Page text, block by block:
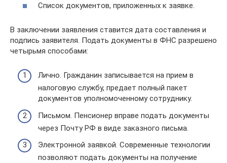
Список документов, приложенных к заявке.
В заключении заявления ставится дата составления и
подпись заявителя. Подать документы в ФНС разрешено
четырьмя способами:
Лично. Гражданин записывается на прием в
налоговую службу, предает полный пакет
документов уполномоченному сотруднику.
Письмом. Пенсионер вправе подать документы
через Почту РФ в виде заказного письма.
Электронной заявкой. Современные технологии
позволяют подать документы на получение